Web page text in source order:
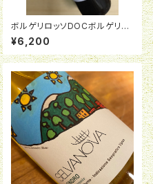
ボルゲリロッソDOCボルゲリ20
23レ・マッキオーレ 〈16970〉
¥6,200